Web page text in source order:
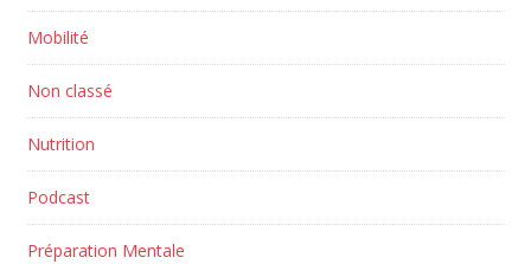
Mobilité
Non classé
Nutrition
Podcast
Préparation Mentale